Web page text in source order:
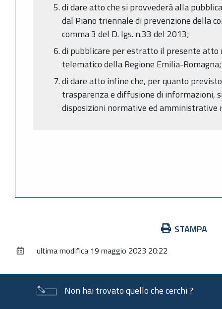
di dare atto che si provvederà alla
dal Piano triennale di prevenzione della
comma 3 del D. lgs. n.33 del 2013;
di pubblicare per estratto il presente
telematico della Regione Emilia-Romagna;
di dare atto infine che, per quanto
trasparenza e diffusione di informazioni,
disposizioni normative ed
documento
STAMPA
ultima modifica 19 maggio 2023 20:22
Non hai trovato quello che cerchi ?